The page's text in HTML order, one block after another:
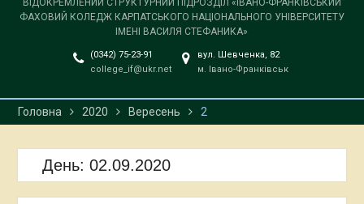
ВІДОКРЕМЛЕНИЙ СТРУКТУРНИЙ ПІДРОЗДІЛ «ІВАНО-ФРАНКІВСЬКИЙ
ФАХОВИЙ КОЛЕДЖ КАРПАТСЬКОГО НАЦІОНАЛЬНОГО УНІВЕРСИТЕТУ
ІМЕНІ ВАСИЛЯ СТЕФАНИКА»
(0342) 75-23-91
college_if@ukr.net
вул. Шевченка, 82
м. Івано-Франківськ
Головна 2020 Вересень 2
День: 02.09.2020